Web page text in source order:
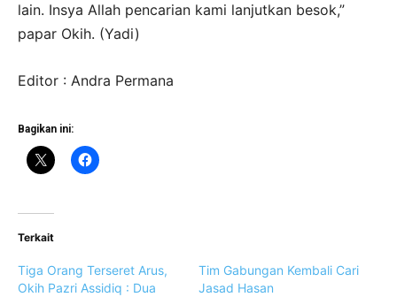
lain. Insya Allah pencarian kami lanjutkan besok,”
papar Okih. (Yadi)
Editor : Andra Permana
Bagikan ini:
Terkait
Tiga Orang Terseret Arus,
Okih Pazri Assidiq : Dua
Tim Gabungan Kembali Cari
Jasad Hasan